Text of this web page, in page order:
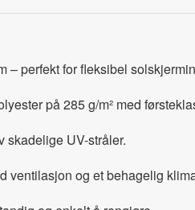
– perfekt for fleksibel
på 285 g/m² med
skadelige UV-stråler.
ventilasjon og et behagelig